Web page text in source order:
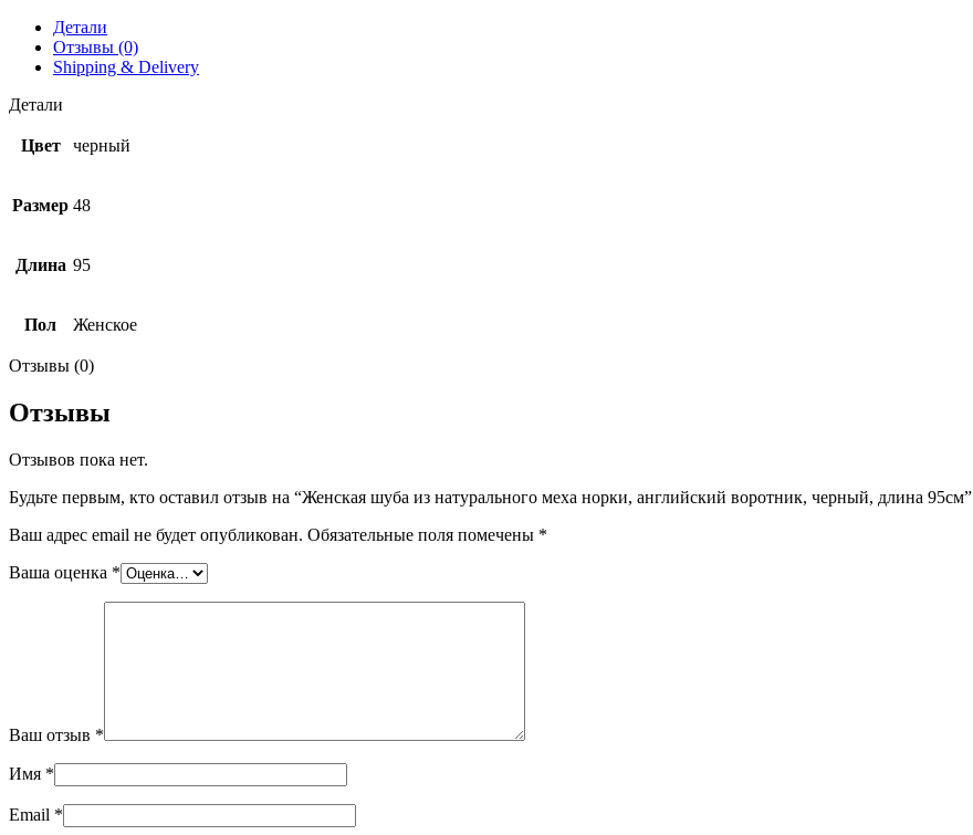
Детали
Отзывы (0)
Shipping & Delivery
Детали
Цвет черный
Размер 48
Длина 95
Пол Женское
Отзывы (0)
Отзывы
Отзывов пока нет.
Будьте первым, кто оставил отзыв на “Женская шуба из натурального меха норки, английский воротник, черный, длина 95см”
Ваш адрес email не будет опубликован. Обязательные поля помечены *
Ваша оценка *
Ваш отзыв *
Имя *
Email *